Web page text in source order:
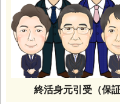
終活身元引受（保